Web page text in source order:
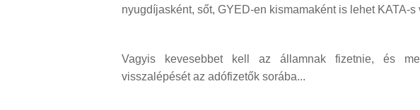
nyugdíjasként, sőt, GYED-en kismamaként is lehet KATA-s
Vagyis kevesebbet kell az államnak fizetnie, és
visszalépését az adófizetők sorába...